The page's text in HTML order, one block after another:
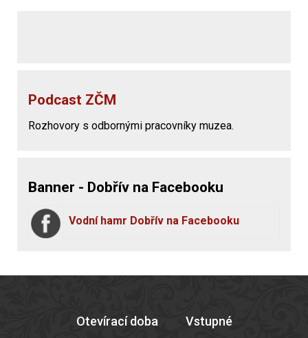
Podcast ZČM
Rozhovory s odbornými pracovníky muzea.
Banner - Dobřív na Facebooku
Vodní hamr Dobřív na Facebooku
Otevírací doba
Vstupné